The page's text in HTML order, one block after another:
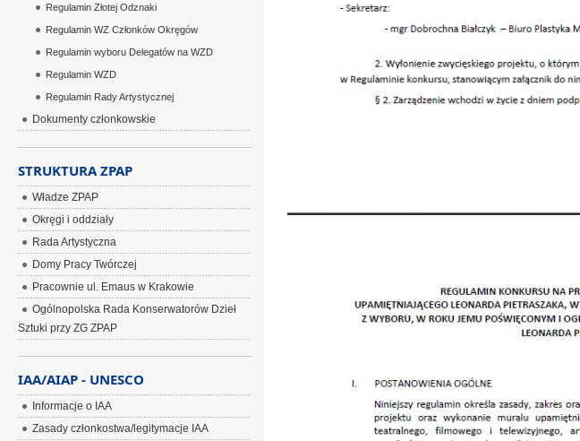
Regulamin Złotej Odznaki
Regulamin WZ Członków Okręgów
Regulamin wyboru Delegatów na WZD
Regulamin WZD
Regulamin Rady Artystycznej
Dokumenty członkowskie
STRUKTURA ZPAP
Władze ZPAP
Okręgi i oddziały
Rada Artystyczna
Domy Pracy Twórczej
Pracownie ul. Emaus w Krakowie
Ogólnopolska Rada Konserwatorów Dzieł
Sztuki przy ZG ZPAP
IAA/AIAP - UNESCO
Informacje o IAA
Zasady członkostwa/legitymacje IAA